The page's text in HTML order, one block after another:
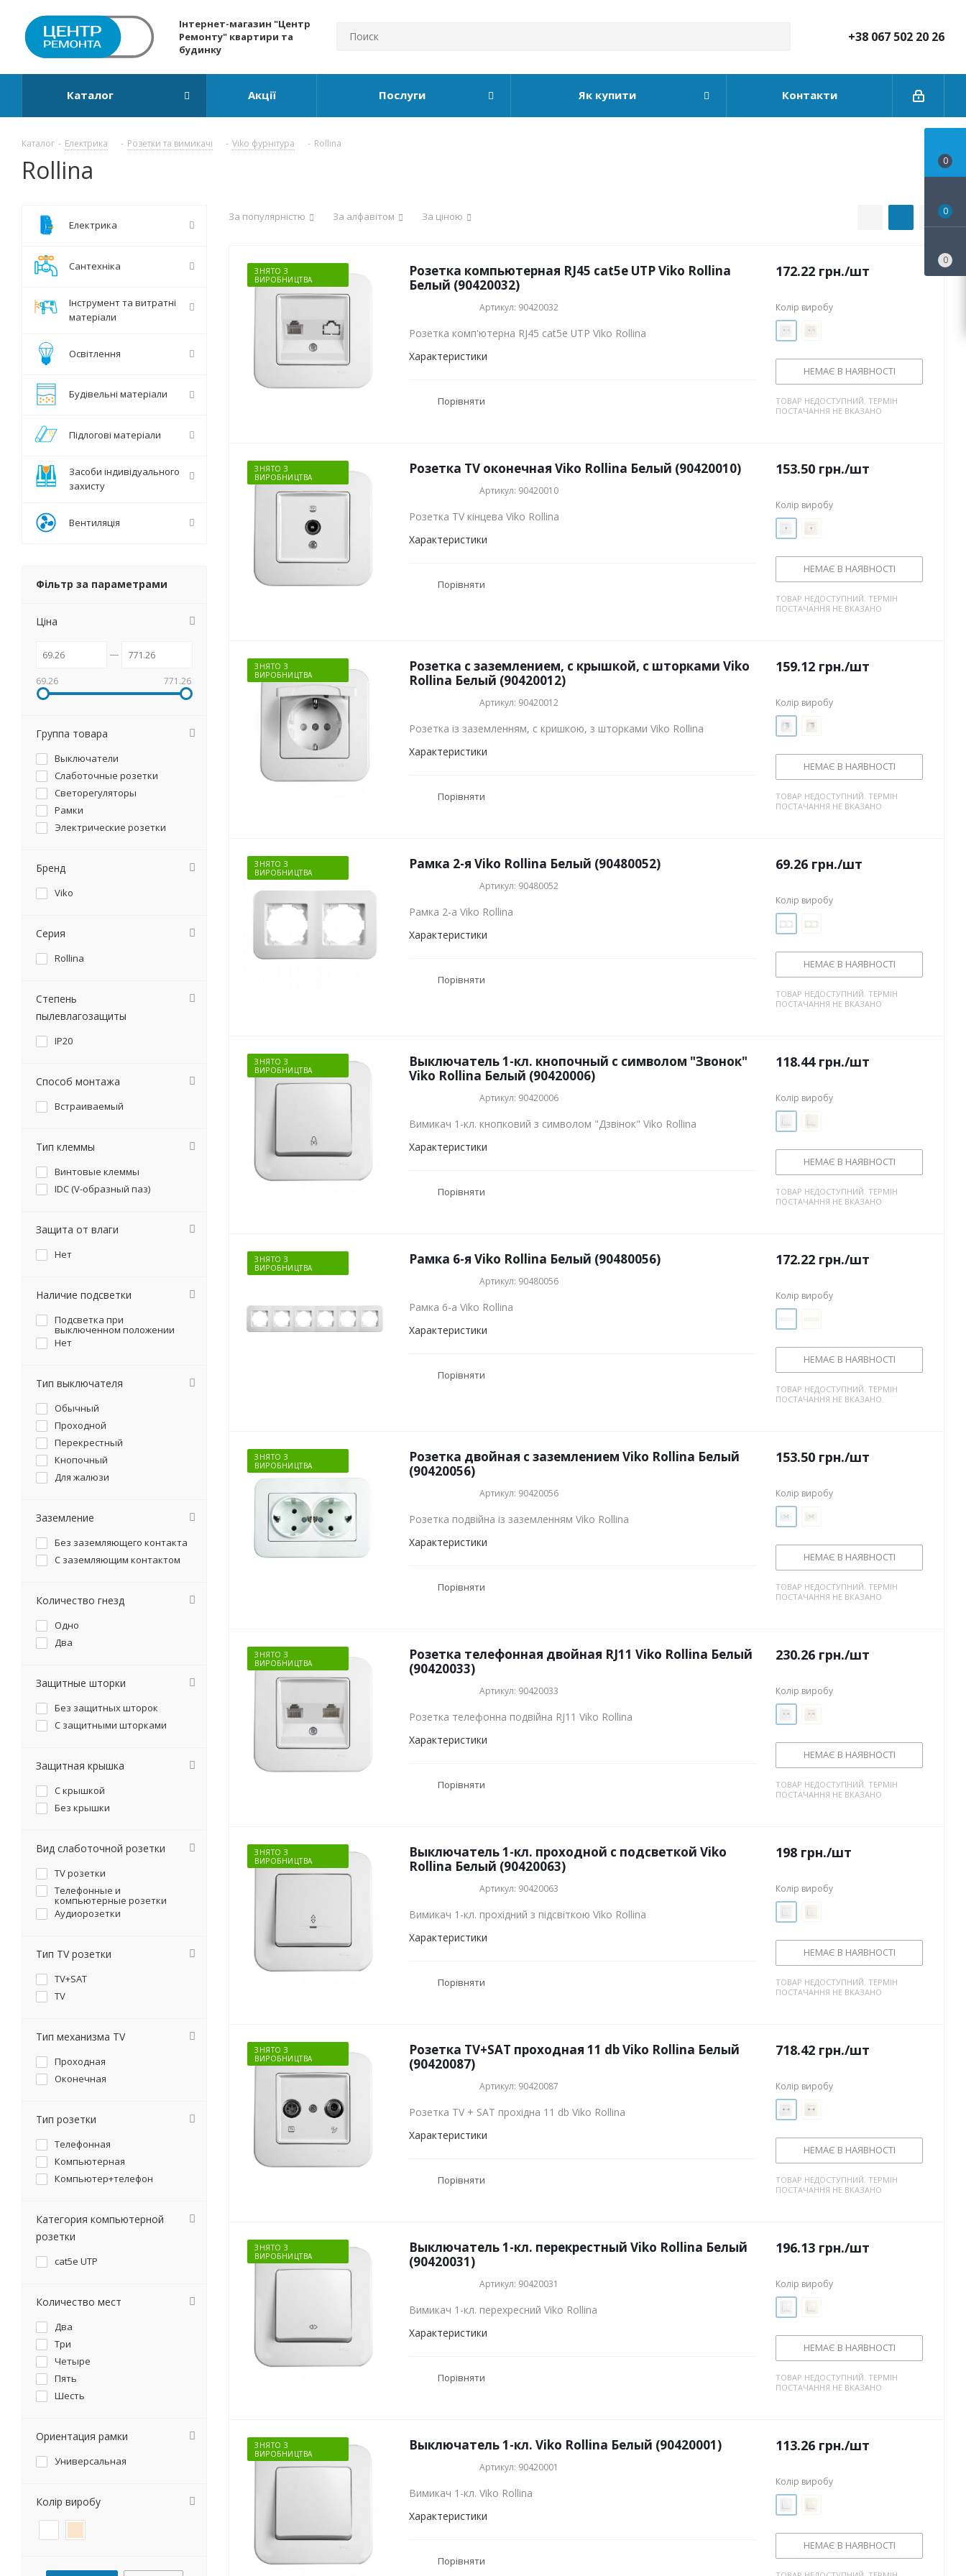
Інтернет-магазин "Центр
Ремонту" квартири та
будинку
+38 067 502 20 26
Каталог Акції Послуги Як купити Контакти
Каталог - Електрика - Розетки та вимикачі - Viko фурнітура - Rollina
Rollina
За популярністю За алфавітом За ціною
ЗНЯТО З
ВИРОБНИЦТВА
Розетка компьютерная RJ45 cat5e UTP Viko Rollina
Белый (90420032)
Артикул: 90420032
Розетка комп'ютерна RJ45 cat5e UTP Viko Rollina
Характеристики
Порівняти
172.22 грн./шт
Колір виробу
НЕМАЄ В НАЯВНОСТІ
ТОВАР НЕДОСТУПНИЙ. ТЕРМІН
ПОСТАЧАННЯ НЕ ВКАЗАНО
ЗНЯТО З
ВИРОБНИЦТВА
Розетка TV оконечная Viko Rollina Белый (90420010)
Артикул: 90420010
Розетка TV кінцева Viko Rollina
Характеристики
Порівняти
153.50 грн./шт
Колір виробу
НЕМАЄ В НАЯВНОСТІ
ТОВАР НЕДОСТУПНИЙ. ТЕРМІН
ПОСТАЧАННЯ НЕ ВКАЗАНО
ЗНЯТО З
ВИРОБНИЦТВА
Розетка с заземлением, c крышкой, с шторками Viko
Rollina Белый (90420012)
Артикул: 90420012
Розетка із заземленням, c кришкою, з шторками Viko Rollina
Характеристики
Порівняти
159.12 грн./шт
Колір виробу
НЕМАЄ В НАЯВНОСТІ
ТОВАР НЕДОСТУПНИЙ. ТЕРМІН
ПОСТАЧАННЯ НЕ ВКАЗАНО
ЗНЯТО З
ВИРОБНИЦТВА
Рамка 2-я Viko Rollina Белый (90480052)
Артикул: 90480052
Рамка 2-а Viko Rollina
Характеристики
Порівняти
69.26 грн./шт
Колір виробу
НЕМАЄ В НАЯВНОСТІ
ТОВАР НЕДОСТУПНИЙ. ТЕРМІН
ПОСТАЧАННЯ НЕ ВКАЗАНО
ЗНЯТО З
ВИРОБНИЦТВА
Выключатель 1-кл. кнопочный с символом "Звонок"
Viko Rollina Белый (90420006)
Артикул: 90420006
Вимикач 1-кл. кнопковий з символом "Дзвінок" Viko Rollina
Характеристики
Порівняти
118.44грн./шт
Колір виробу
НЕМАЄ В НАЯВНОСТІ
ТОВАР НЕДОСТУПНИЙ. ТЕРМІН
ПОСТАЧАННЯ НЕ ВКАЗАНО
ЗНЯТО З
ВИРОБНИЦТВА
Рамка 6-я Viko Rollina Белый (90480056)
Артикул: 90480056
Рамка 6-а Viko Rollina
Характеристики
Порівняти
172.22 грн./шт
Колір виробу
НЕМАЄ В НАЯВНОСТІ
ТОВАР НЕДОСТУПНИЙ. ТЕРМІН
ПОСТАЧАННЯ НЕ ВКАЗАНО
ЗНЯТО З
ВИРОБНИЦТВА
Розетка двойная с заземлением Viko Rollina Белый
(90420056)
Артикул: 90420056
Розетка подвійна із заземленням Viko Rollina
Характеристики
Порівняти
153.50 грн./шт
Колір виробу
НЕМАЄ В НАЯВНОСТІ
ТОВАР НЕДОСТУПНИЙ. ТЕРМІН
ПОСТАЧАННЯ НЕ ВКАЗАНО
ЗНЯТО З
ВИРОБНИЦТВА
Розетка телефонная двойная RJ11 Viko Rollina Белый
(90420033)
Артикул: 90420033
Розетка телефонна подвійна RJ11 Viko Rollina
Характеристики
Порівняти
230.26 грн./шт
Колір виробу
НЕМАЄ В НАЯВНОСТІ
ТОВАР НЕДОСТУПНИЙ. ТЕРМІН
ПОСТАЧАННЯ НЕ ВКАЗАНО
ЗНЯТО З
ВИРОБНИЦТВА
Выключатель 1-кл. проходной с подсветкой Viko
Rollina Белый (90420063)
Артикул: 90420063
Вимикач 1-кл. прохідний з підсвіткою Viko Rollina
Характеристики
Порівняти
198 грн./шт
Колір виробу
НЕМАЄ В НАЯВНОСТІ
ТОВАР НЕДОСТУПНИЙ. ТЕРМІН
ПОСТАЧАННЯ НЕ ВКАЗАНО
ЗНЯТО З
ВИРОБНИЦТВА
Розетка TV+SAT проходная 11 db Viko Rollina Белый
(90420087)
Артикул: 90420087
Розетка TV + SAT прохідна 11 db Viko Rollina
Характеристики
Порівняти
718.42 грн./шт
Колір виробу
НЕМАЄ В НАЯВНОСТІ
ТОВАР НЕДОСТУПНИЙ. ТЕРМІН
ПОСТАЧАННЯ НЕ ВКАЗАНО
ЗНЯТО З
ВИРОБНИЦТВА
Выключатель 1-кл. перекрестный Viko Rollina Белый
(90420031)
Артикул: 90420031
Вимикач 1-кл. перехресний Viko Rollina
Характеристики
Порівняти
196.13 грн./шт
Колір виробу
НЕМАЄ В НАЯВНОСТІ
ТОВАР НЕДОСТУПНИЙ. ТЕРМІН
ПОСТАЧАННЯ НЕ ВКАЗАНО
ЗНЯТО З
ВИРОБНИЦТВА
Выключатель 1-кл. Viko Rollina Белый (90420001)
Артикул: 90420001
Вимикач 1-кл. Viko Rollina
Характеристики
Порівняти
113.26 грн./шт
Колір виробу
НЕМАЄ В НАЯВНОСТІ
Електрика
Сантехніка
Інструмент та витратні
матеріали
Освітлення
Будівельні матеріали
Підлогові матеріали
Засоби індивідуального
захисту
Вентиляція
Фільтр за параметрами
Ціна
69.26 771.26
Группа товара
Выключатели
Слаботочные розетки
Светорегуляторы
Рамки
Электрические розетки
Бренд
Viko
Серия
Rollina
Степень
пылевлагозащиты
IP20
Способ монтажа
Встраиваемый
Тип клеммы
Винтовые клеммы
IDC (V-образный паз)
Защита от влаги
Нет
Наличие подсветки
Подсветка при
выключенном положении
Нет
Тип выключателя
Обычный
Проходной
Перекрестный
Кнопочный
Для жалюзи
Заземление
Без заземляющего контакта
С заземляющим контактом
Количество гнезд
Одно
Два
Защитные шторки
Без защитных шторок
С защитными шторками
Защитная крышка
С крышкой
Без крышки
Вид слаботочной розетки
TV розетки
Телефонные и
компьютерные розетки
Аудиорозетки
Тип TV розетки
TV+SAT
TV
Тип механизма TV
Проходная
Оконечная
Тип розетки
Телефонная
Компьютерная
Компьютер+телефон
Категория компьютерной
розетки
cat5e UTP
Количество мест
Два
Три
Четыре
Пять
Шесть
Ориентация рамки
Универсальная
Колір виробу
0
0
0